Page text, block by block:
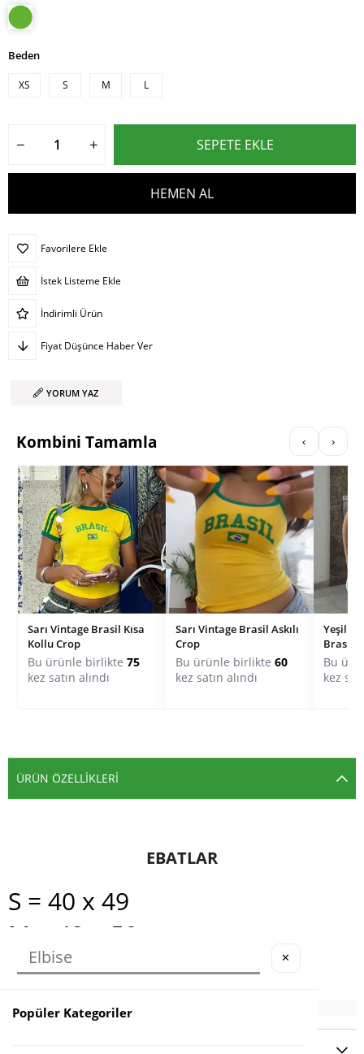
Beden
XS S M L
Favorilere Ekle
İstek Listeme Ekle
İndirimli Ürün
Fiyat Düşünce Haber Ver
YORUM YAZ
Kombini Tamamla ‹ ›
Sarı Vintage Brasil Kısa
Kollu Crop
Bu ürünle birlikte 75
kez satın alındı
Sarı Vintage Brasil Askılı
Crop
Bu ürünle birlikte 60
kez satın alındı
Yeşil
Brasil
Bu
kez
ÜRÜN ÖZELLIKLERI
EBATLAR
S = 40 x 49
M = 42 x 50
L = 44 x 51
✕
Popüler Kategoriler